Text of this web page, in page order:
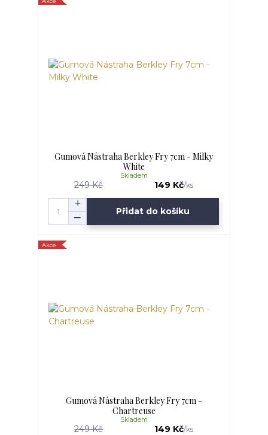
Gumová Nástraha Berkley Fry 7cm - Milky
White
249 Kč 149 Kč/ks
Skladem
Přidat do košíku
Akce
Gumová Nástraha Berkley Fry 7cm -
Chartreuse
249 Kč 149 Kč/ks
Skladem